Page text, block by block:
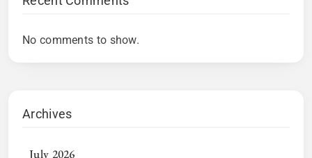
No comments to show.
Archives
July 2026